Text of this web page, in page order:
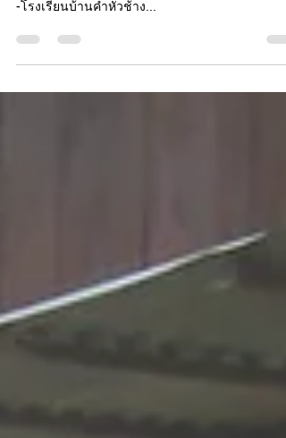
ขอนแก่น -โรงเรียนเมืองพลพิทยาคม -โรงเรียนพล
-โรงเรียนบ้านคำหัวช้าง...